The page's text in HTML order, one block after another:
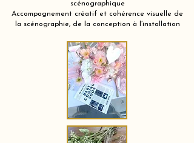
scénographique
Accompagnement créatif et cohérence visuelle de
la scénographie, de la conception à l’installation